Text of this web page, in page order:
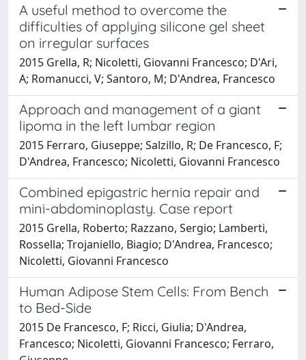
A useful method to overcome the
difficulties of applying silicone gel sheet
on irregular surfaces
2015 Grella, R; Nicoletti, Giovanni Francesco; D'Ari,
A; Romanucci, V; Santoro, M; D'Andrea, Francesco
Approach and management of a giant
lipoma in the left lumbar region
2015 Ferraro, Giuseppe; Salzillo, R; De Francesco, F;
D'Andrea, Francesco; Nicoletti, Giovanni Francesco
Combined epigastric hernia repair and
mini-abdominoplasty. Case report
2015 Grella, Roberto; Razzano, Sergio; Lamberti,
Rossella; Trojaniello, Biagio; D'Andrea, Francesco;
Nicoletti, Giovanni Francesco
Human Adipose Stem Cells: From Bench
to Bed-Side
2015 De Francesco, F; Ricci, Giulia; D'Andrea,
Francesco; Nicoletti, Giovanni Francesco; Ferraro,